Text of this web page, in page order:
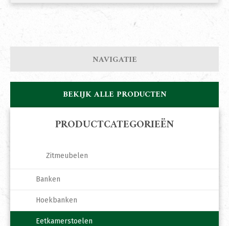
NAVIGATIE
BEKIJK ALLE PRODUCTEN
PRODUCTCATEGORIEËN
Zitmeubelen
Banken
Hoekbanken
Eetkamerstoelen